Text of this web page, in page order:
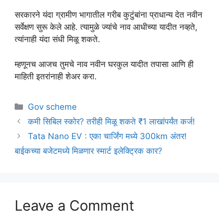
सरकारने यंदा ग्रामीण भागातील गरीब कुटुंबांना प्राधान्य देत नवीन
सर्वेक्षण सुरू केले आहे. त्यामुळे ज्यांचे नाव आधीच्या यादीत नव्हते,
त्यांनाही यंदा संधी मिळू शकते.
म्हणूनच आजच तुमचे नाव नवीन घरकुल यादीत तपासा आणि ही
माहिती इतरांनाही शेअर करा.
Categories
Gov scheme
कमी सिबिल स्कोर? तरीही मिळू शकते ₹1 लाखांपर्यंत कर्ज!
Tata Nano EV : एका चार्जिंग मध्ये 300km अंतर!
बाईकच्या बजेटमध्ये मिळणार स्मार्ट इलेक्ट्रिक कार?
Leave a Comment